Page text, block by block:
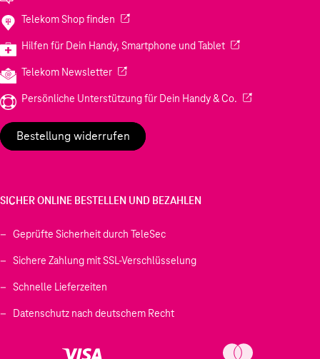
Telekom Shop finden (Wird in einem neuen Tab geöffnet)
Hilfen für Dein Handy, Smartphone und Tablet(Wird in einem
Telekom Newsletter(Wird in einem neuen Tab geöffnet)
Persönliche Unterstützung für Dein Handy & Co. (Wird in einem
Bestellung widerrufen
SICHER ONLINE BESTELLEN UND BEZAHLEN
Geprüfte Sicherheit durch TeleSec
Sichere Zahlung mit SSL-Verschlüsselung
Schnelle Lieferzeiten
Datenschutz nach deutschem Recht